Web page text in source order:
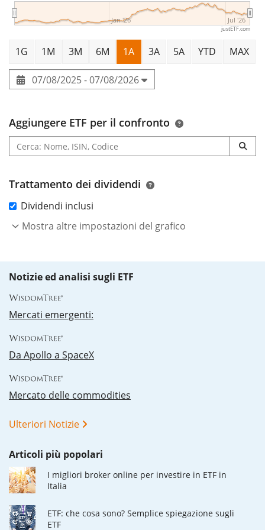
Jan '26 Jul '26
justETF.com
1G 1M 3M 6M 1A 3A 5A YTD MAX
07/08/2025 - 07/08/2026
Aggiungere ETF per il confronto
Trattamento dei dividendi
Dividendi inclusi
Mostra altre impostazioni del grafico
Notizie ed analisi sugli ETF
Mercati emergenti:
Da Apollo a SpaceX
Mercato delle commodities
Ulteriori Notizie
Articoli più popolari
I migliori broker online per investire in ETF in
Italia
ETF: che cosa sono? Semplice spiegazione sugli
ETF